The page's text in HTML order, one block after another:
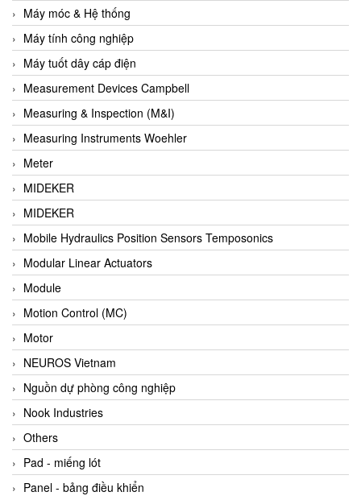
BamBo Vietnam
Barel Vietnam
Barksdale
Bartec
Basco
Baumer
Baumuller Vietnam
Baykee
BBC Bircher Smart Access
BCS ITALY
BEA SENSORS
Beacon Extender
Beckhoff
Bedook
Bei Sensor
Beijer
Beinlich-pumps
Beka
BEKO
Belimo
Máy móc & Hệ thống
Máy tính công nghiệp
Máy tuốt dây cáp điện
Measurement Devices Campbell
Measuring & Inspection (M&I)
Measuring Instruments Woehler
Meter
MIDEKER
MIDEKER
Mobile Hydraulics Position Sensors Temposonics
Modular Linear Actuators
Module
Motion Control (MC)
Motor
NEUROS Vietnam
Nguồn dự phòng công nghiệp
Nook Industries
Others
Pad - miếng lót
Panel - bảng điều khiển